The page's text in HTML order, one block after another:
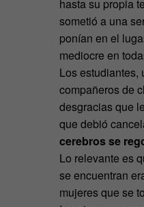
hasta su propia
sometió a una
ponían en el
mediocre en
Los estudiantes,
compañeros de
desgracias que
que debió
cerebros se
Lo relevante es
se encuentran
mujeres que se